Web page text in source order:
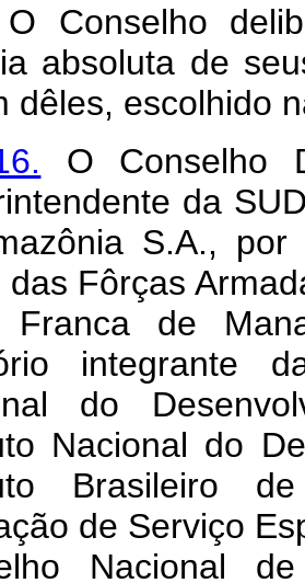
Conselho
absoluta de
dêles, escolhido
O Conselho
da
S.A.,
das Fôrças
Franca de
integrante
do
Nacional do
Brasileiro
de Serviço
Nacional